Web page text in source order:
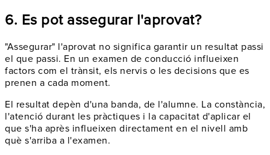
6. Es pot assegurar l'aprovat?
"Assegurar" l'aprovat no significa garantir un resultat passi
el que passi. En un examen de conducció influeixen
factors com el trànsit, els nervis o les decisions que es
prenen a cada moment.
El resultat depèn d'una banda, de l'alumne. La constància,
l'atenció durant les pràctiques i la capacitat d'aplicar el
que s'ha après influeixen directament en el nivell amb
què s'arriba a l'examen.